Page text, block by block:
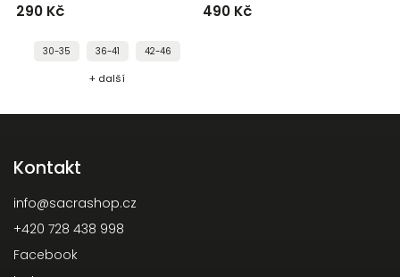
290 Kč
30-35 36-41 42-46
+ další
490 Kč
Kontakt
info@sacrashop.cz
+420 728 438 998
Facebook